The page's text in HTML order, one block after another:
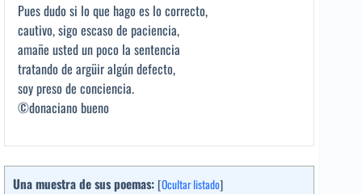
Pues dudo si lo que hago es lo correcto,
cautivo, sigo escaso de paciencia,
amañe usted un poco la sentencia
tratando de argüir algún defecto,
soy preso de conciencia.
©donaciano bueno
Una muestra de sus poemas: [Ocultar listado]